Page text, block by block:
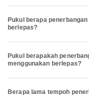
Pukul berapa
berlepas?
Pukul berapakah
menggunakan berlepas?
Berapa lama tempoh